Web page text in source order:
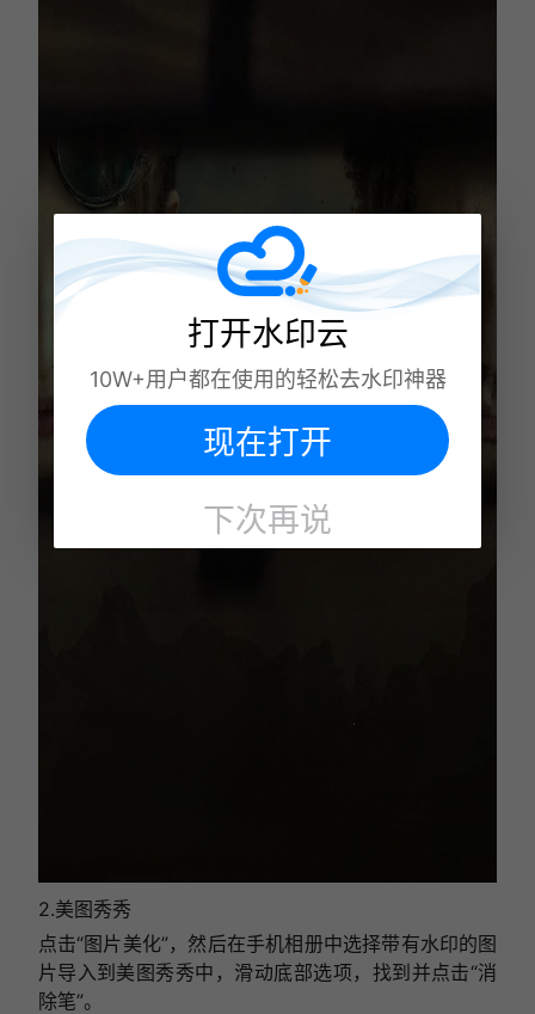
2.美图秀秀
点击“图片美化”，然后在手机相册中选择带有水印的图
片导入到美图秀秀中，滑动底部选项，找到并点击“消
除笔”。
打开水印云
10W+用户都在使用的轻松去水印神器
现在打开
下次再说